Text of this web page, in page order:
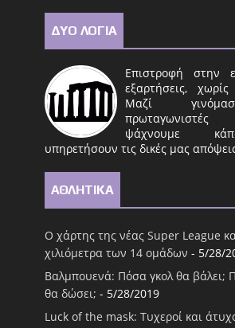
ΔΥΟ ΛΟΓΙΑ
Επιστροφή στην
εξαρτήσεις,
Μαζί
ψάχνουμε
υπηρετήσουν τις δικές μας
ΑΘΛΗΤΙΚΑ
Ο χάρτης της νέας Super League
χιλιόμετρα των 14 ομάδων - 5/28/
Βαλμπουενά: Πόσα γκολ θα βάλει;
θα δώσει; - 5/28/2019
Luck of the mask: Τυχεροί και